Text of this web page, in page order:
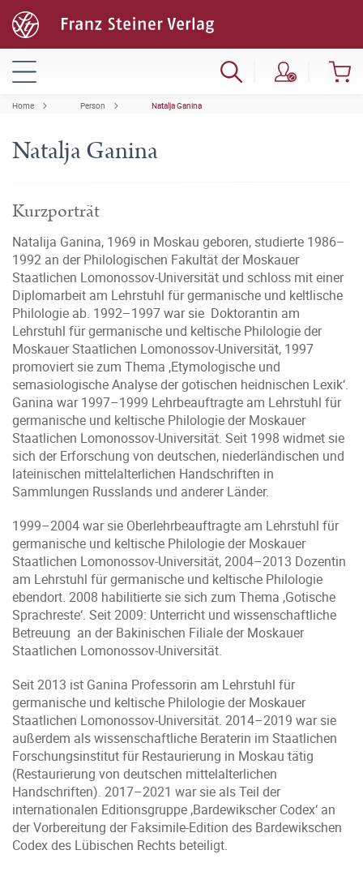
Home Person Natalja Ganina
Natalja Ganina
Kurzporträt
Natalija Ganina, 1969 in Moskau geboren, studierte 1986–
1992 an der Philologischen Fakultät der Moskauer
Staatlichen Lomonossov-Universität und schloss mit einer
Diplomarbeit am Lehrstuhl für germanische und keltlische
Philologie ab. 1992–1997 war sie Doktorantin am
Lehrstuhl für germanische und keltische Philologie der
Moskauer Staatlichen Lomonossov-Universität, 1997
promoviert sie zum Thema ‚Etymologische und
semasiologische Analyse der gotischen heidnischen Lexik‘.
Ganina war 1997–1999 Lehrbeauftragte am Lehrstuhl für
germanische und keltische Philologie der Moskauer
Staatlichen Lomonossov-Universität. Seit 1998 widmet sie
sich der Erforschung von deutschen, niederländischen und
lateinischen mittelalterlichen Handschriften in
Sammlungen Russlands und anderer Länder.
1999–2004 war sie Oberlehrbeauftragte am Lehrstuhl für
germanische und keltische Philologie der Moskauer
Staatlichen Lomonossov-Universität, 2004–2013 Dozentin
am Lehrstuhl für germanische und keltische Philologie
ebendort. 2008 habilitierte sie sich zum Thema ‚Gotische
Sprachreste‘. Seit 2009: Unterricht und wissenschaftliche
Betreuung an der Bakinischen Filiale der Moskauer
Staatlichen Lomonossov-Universität.
Seit 2013 ist Ganina Professorin am Lehrstuhl für
germanische und keltische Philologie der Moskauer
Staatlichen Lomonossov-Universität. 2014–2019 war sie
außerdem als wissenschaftliche Beraterin im Staatlichen
Forschungsinstitut für Restaurierung in Moskau tätig
(Restaurierung von deutschen mittelalterlichen
Handschriften). 2017–2021 war sie als Teil der
internationalen Editionsgruppe ‚Bardewikscher Codex‘ an
der Vorbereitung der Faksimile-Edition des Bardewikschen
Codex des Lübischen Rechts beteiligt.